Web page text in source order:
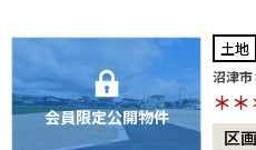
会員限定公開物件
土地
沼津市
＊
区